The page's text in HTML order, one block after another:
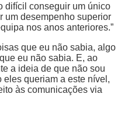
difícil conseguir um único
um desempenho superior
nos anos anteriores.”
que eu não sabia, algo
eu não sabia. E, ao
a ideia de que não sou
eles queriam a este nível,
às comunicações via